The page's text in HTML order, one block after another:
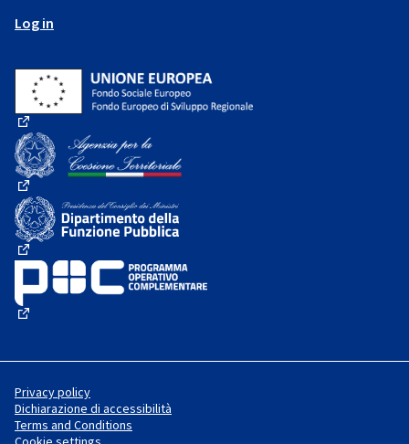
Log in
(External link)
(External link)
(External link)
Privacy policy
Dichiarazione di accessibilità
Terms and Conditions